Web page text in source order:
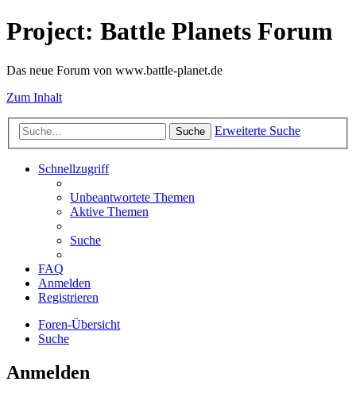
Project: Battle Planets Forum
Das neue Forum von www.battle-planet.de
Zum Inhalt
Suche Erweiterte Suche
Schnellzugriff
Unbeantwortete Themen
Aktive Themen
Suche
FAQ
Anmelden
Registrieren
Foren-Übersicht
Suche
Anmelden